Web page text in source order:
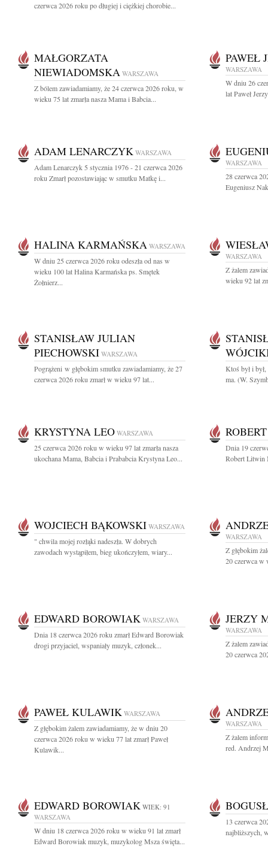
czerwca 2026 roku po długiej i ciężkiej chorobie...
MAŁGORZATA
NIEWIADOMSKA WARSZAWA
Z bólem zawiadamiamy, że 24 czerwca 2026 roku, w
wieku 75 lat zmarła nasza Mama i Babcia...
PAWEŁ
WARSZAWA
W dniu 26
lat Paweł
ADAM LENARCZYK WARSZAWA
Adam Lenarczyk 5 stycznia 1976 - 21 czerwca 2026
roku Zmarł pozostawiając w smutku Matkę i...
WARSZAWA
28 czerwca
Eugeniusz
HALINA KARMAŃSKA WARSZAWA
W dniu 25 czerwca 2026 roku odeszła od nas w
wieku 100 lat Halina Karmańska ps. Smętek
Żołnierz...
WARSZAWA
Z żalem
wieku 92 lat
STANISŁAW JULIAN
PIECHOWSKI WARSZAWA
Pogrążeni w głębokim smutku zawiadamiamy, że 27
czerwca 2026 roku zmarł w wieku 97 lat...
Ktoś był i
ma. (W.
KRYSTYNA LEO WARSZAWA
25 czerwca 2026 roku w wieku 97 lat zmarła nasza
ukochana Mama, Babcia i Prababcia Krystyna Leo...
Dnia 19
Robert Litwin
WOJCIECH BĄKOWSKI WARSZAWA
" chwila mojej rozłąki nadeszła. W dobrych
zawodach wystąpiłem, bieg ukończyłem, wiary...
WARSZAWA
Z głębokim
20 czerwca w
EDWARD BOROWIAK WARSZAWA
Dnia 18 czerwca 2026 roku zmarł Edward Borowiak
drogi przyjaciel, wspaniały muzyk, członek...
JERZY
WARSZAWA
Z żalem
20 czerwca
PAWEŁ KULAWIK WARSZAWA
Z głębokim żalem zawiadamiamy, że w dniu 20
czerwca 2026 roku w wieku 77 lat zmarł Paweł
Kulawik...
WARSZAWA
Z żalem
red. Andrzej
EDWARD BOROWIAK WIEK: 91
WARSZAWA
W dniu 18 czerwca 2026 roku w wieku 91 lat zmarł
Edward Borowiak muzyk, muzykolog Msza święta...
13 czerwca
najbliższych,